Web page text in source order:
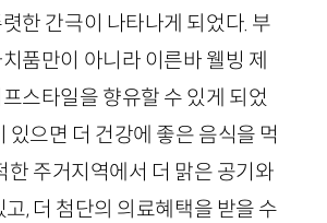
한 간극이 나타나게 되었다. 부
품만이 아니라 이른바 웰빙 제
스타일을 향유할 수 있게 되었
있으면 더 건강에 좋은 음식을 먹
한 주거지역에서 더 맑은 공기와
, 더 첨단의 의료혜택을 받을 수